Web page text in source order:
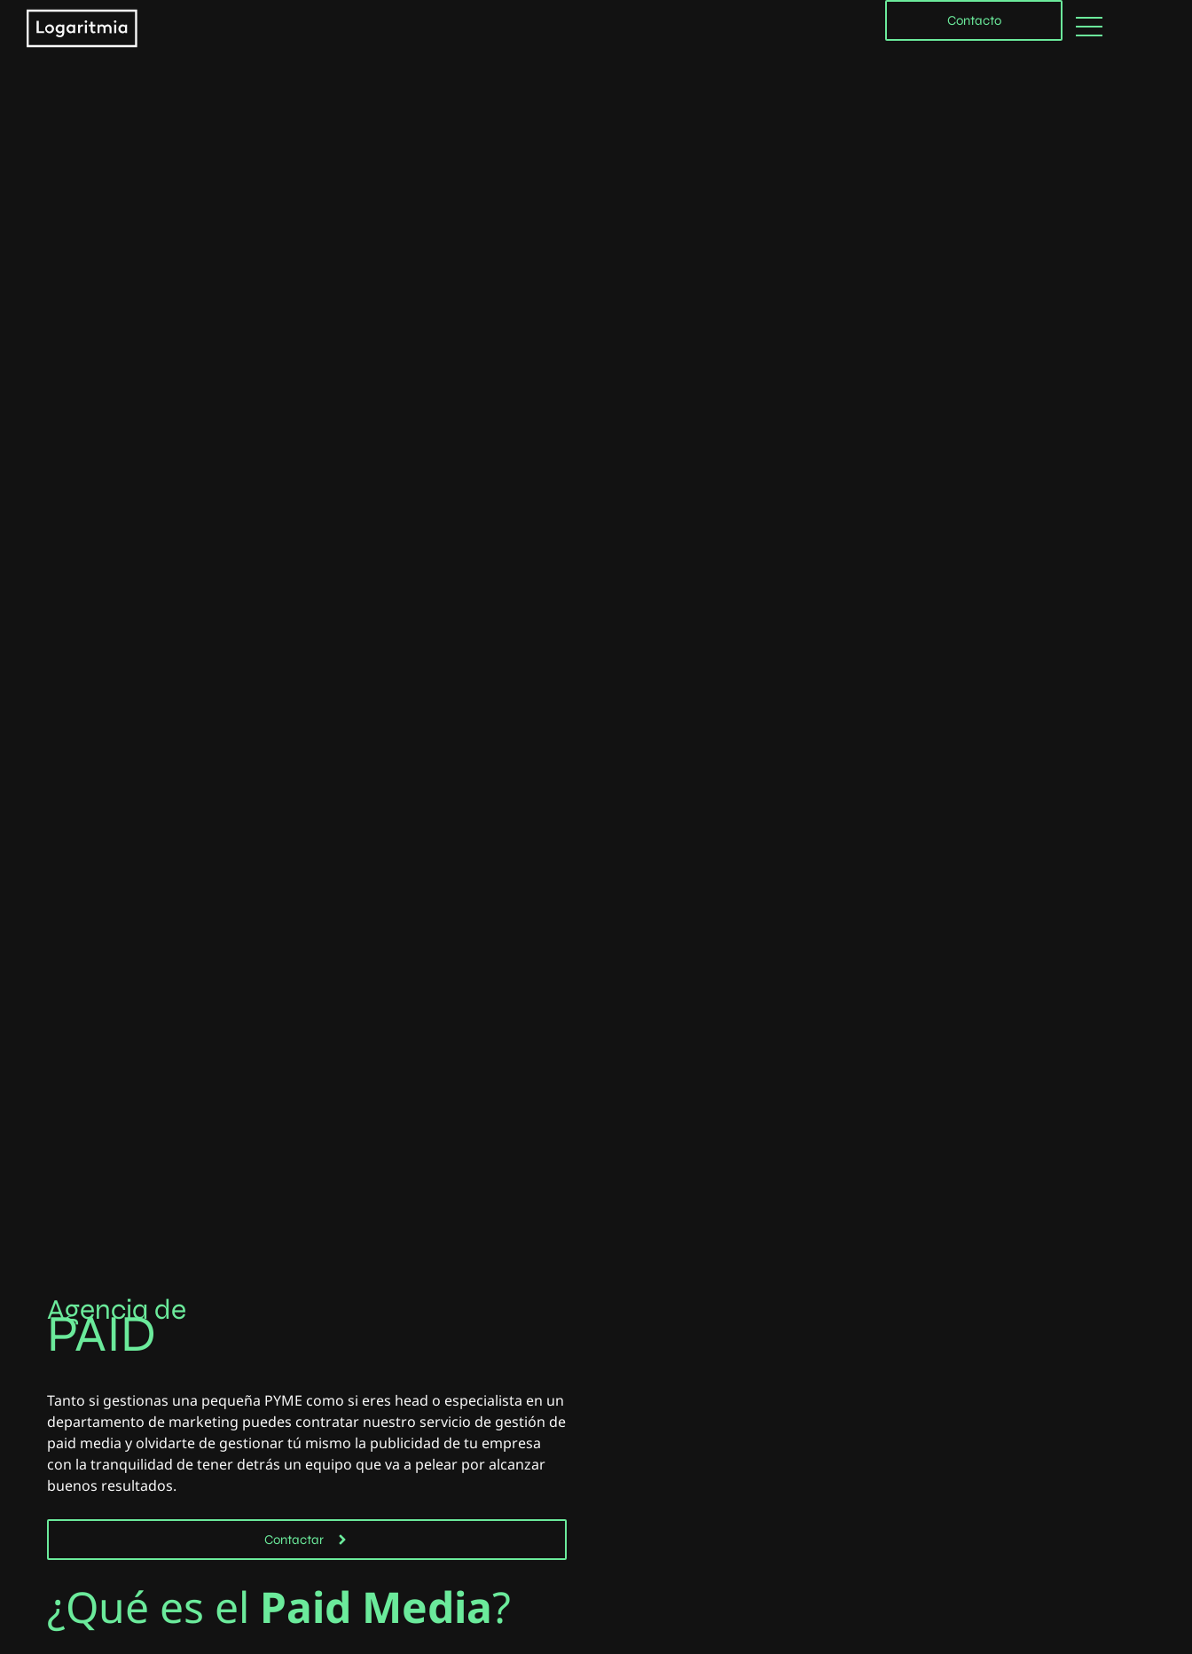
Contacto
Agencia de
PAIDM
Tanto si gestionas una pequeña PYME como si eres head o especialista en un
departamento de marketing puedes contratar nuestro servicio de gestión de
paid media y olvidarte de gestionar tú mismo la publicidad de tu empresa
con la tranquilidad de tener detrás un equipo que va a pelear por alcanzar
buenos resultados.
Contactar
¿Qué es el Paid Media?